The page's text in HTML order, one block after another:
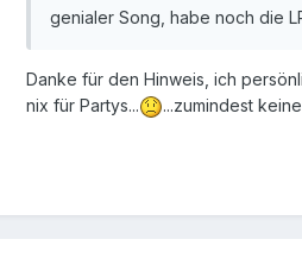
genialer Song, habe noch die
Danke für den Hinweis, ich
nix für Partys...
...zumindest